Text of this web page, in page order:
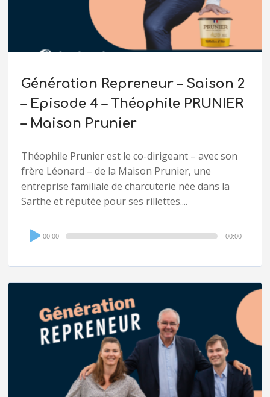
Génération Repreneur – Saison 2
– Episode 4 – Théophile PRUNIER
– Maison Prunier
Théophile Prunier est le co-dirigeant – avec son
frère Léonard – de la Maison Prunier, une
entreprise familiale de charcuterie née dans la
Sarthe et réputée pour ses rillettes....
Audio
Player
00:00 00:00